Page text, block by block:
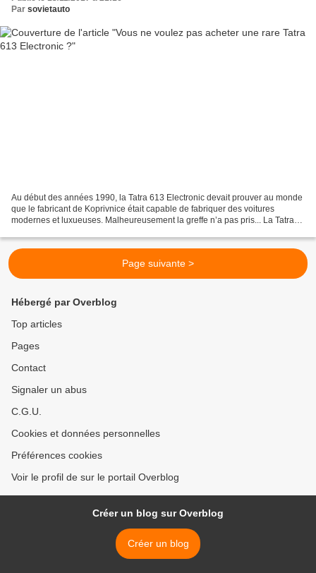
Par sovietauto
Au début des années 1990, la Tatra 613 Electronic devait prouver au monde
que le fabricant de Koprivnice était capable de fabriquer des voitures
modernes et luxueuses. Malheureusement la greffe n’a pas pris... La Tatra
Page suivante >
Hébergé par Overblog
Top articles
Pages
Contact
Signaler un abus
C.G.U.
Cookies et données personnelles
Préférences cookies
Voir le profil de sur le portail Overblog
Créer un blog sur Overblog
Créer un blog